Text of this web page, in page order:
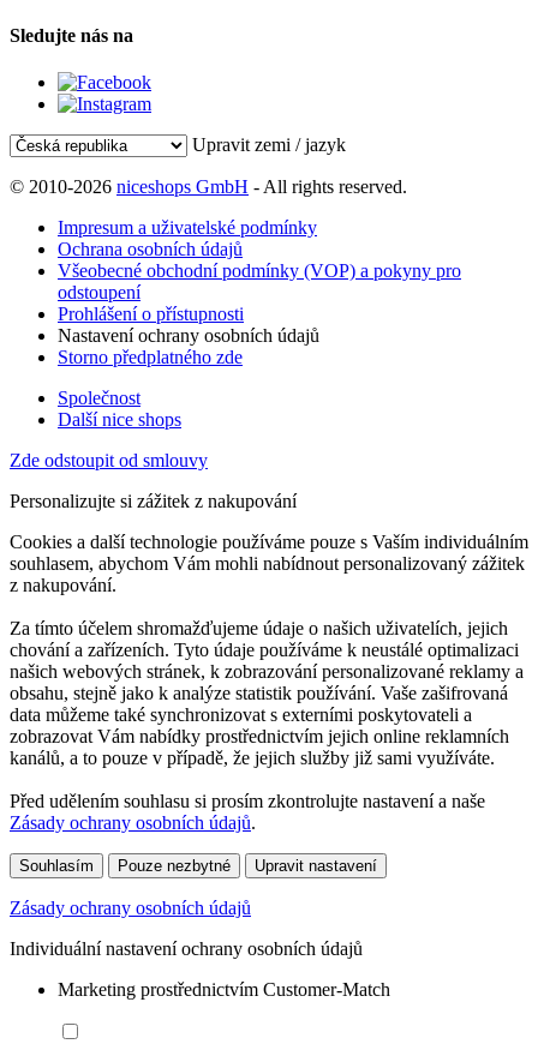
Sledujte nás na
Upravit zemi / jazyk
© 2010-2026 niceshops GmbH - All rights reserved.
Impresum a uživatelské podmínky
Ochrana osobních údajů
Všeobecné obchodní podmínky (VOP) a pokyny pro
odstoupení
Prohlášení o přístupnosti
Nastavení ochrany osobních údajů
Storno předplatného zde
Společnost
Další nice shops
Zde odstoupit od smlouvy
Personalizujte si zážitek z nakupování
Cookies a další technologie používáme pouze s Vaším individuálním
souhlasem, abychom Vám mohli nabídnout personalizovaný zážitek
z nakupování.
Za tímto účelem shromažďujeme údaje o našich uživatelích, jejich
chování a zařízeních. Tyto údaje používáme k neustálé optimalizaci
našich webových stránek, k zobrazování personalizované reklamy a
obsahu, stejně jako k analýze statistik používání. Vaše zašifrovaná
data můžeme také synchronizovat s externími poskytovateli a
zobrazovat Vám nabídky prostřednictvím jejich online reklamních
kanálů, a to pouze v případě, že jejich služby již sami využíváte.
Před udělením souhlasu si prosím zkontrolujte nastavení a naše
Zásady ochrany osobních údajů.
Souhlasím Pouze nezbytné Upravit nastavení
Zásady ochrany osobních údajů
Individuální nastavení ochrany osobních údajů
Marketing prostřednictvím Customer-Match